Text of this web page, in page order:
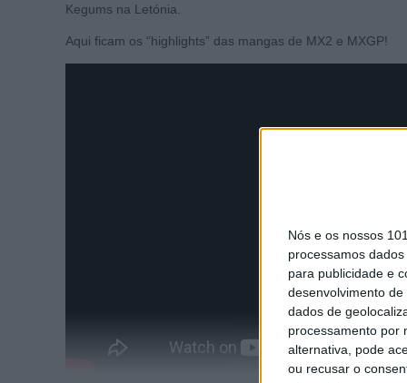
Nós e os nossos
processamos
para publicidade e
desenvolvimento de
dados de
processamento por
alternativa, pode
ou recusar o
Kegums na Letónia.
Aqui ficam os “highlights” das mangas de MX2 e MXGP!